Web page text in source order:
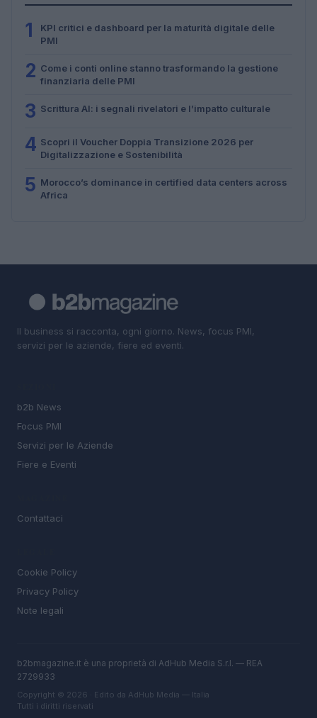
1
KPI critici e dashboard per la maturità digitale delle
PMI
2 Come i conti online stanno trasformando la gestione
finanziaria delle PMI
3 Scrittura AI: i segnali rivelatori e l’impatto culturale
4 Scopri il Voucher Doppia Transizione 2026 per
Digitalizzazione e Sostenibilità
5 Morocco’s dominance in certified data centers across
Africa
Il business si racconta, ogni giorno. News, focus PMI,
servizi per le aziende, fiere ed eventi.
b2b News
Focus PMI
Servizi per le Aziende
Fiere e Eventi
Contattaci
Cookie Policy
Privacy Policy
Note legali
b2bmagazine.it è una proprietà di AdHub Media S.r.l. — REA
2729933
Copyright © 2026 · Edito da AdHub Media — Italia
Tutti i diritti riservati